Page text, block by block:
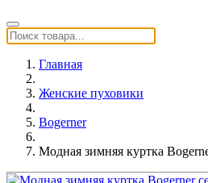
Главная
Женские пуховики
Bogerner
Модная зимняя куртка